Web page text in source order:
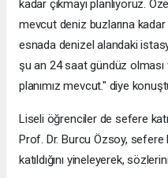
kadar çıkmayı planlıyoruz.
mevcut deniz buzlarına
esnada denizel alandaki
şu an 24 saat gündüz
planımız mevcut." diye
Liseli öğrenciler de sefere
Prof. Dr. Burcu Özsoy, sefere
katıldığını yineleyerek,